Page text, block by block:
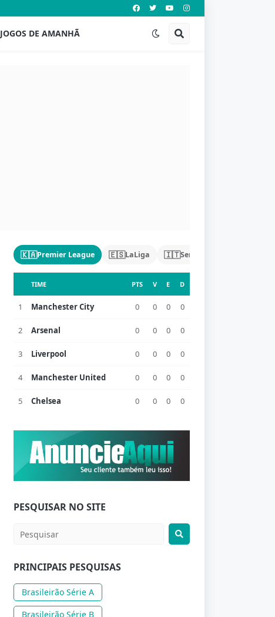
JOGOS DE AMANHÃ
🇰🇦Premier League 🇪🇸LaLiga 🇮🇹Serie A
TIME PTS V E D
1 Manchester City 0 0 0 0
2 Arsenal 0 0 0 0
3 Liverpool 0 0 0 0
4 Manchester United 0 0 0 0
5 Chelsea 0 0 0 0
PESQUISAR NO SITE
PRINCIPAIS PESQUISAS
Brasileirão Série A
Brasileirão Série B